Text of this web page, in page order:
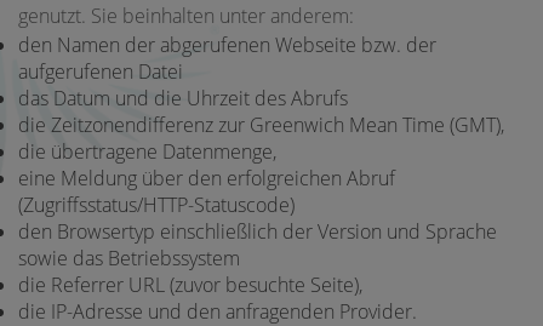
genutzt. Sie beinhalten unter anderem:
den Namen der abgerufenen Webseite bzw. der
aufgerufenen Datei
das Datum und die Uhrzeit des Abrufs
die Zeitzonendifferenz zur Greenwich Mean Time (GMT),
die übertragene Datenmenge,
eine Meldung über den erfolgreichen Abruf
(Zugriffsstatus/HTTP-Statuscode)
den Browsertyp einschließlich der Version und Sprache
sowie das Betriebssystem
die Referrer URL (zuvor besuchte Seite),
die IP-Adresse und den anfragenden Provider.